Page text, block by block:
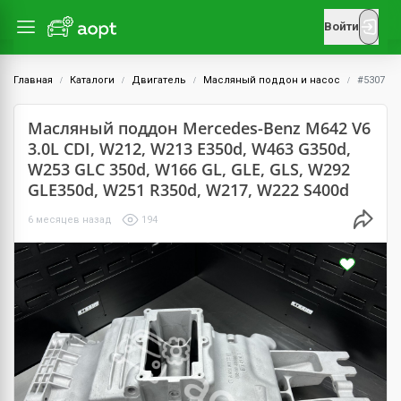
Войти
Главная Каталоги Двигатель Масляный поддон и насос #5307
Масляный поддон Mercedes-Benz M642 V6
3.0L CDI, W212, W213 E350d, W463 G350d,
W253 GLC 350d, W166 GL, GLE, GLS, W292
GLE350d, W251 R350d, W217, W222 S400d
6 месяцев назад 194